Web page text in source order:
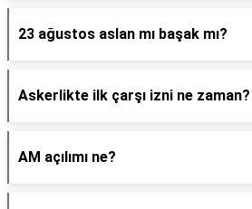
23 ağustos aslan mı başak mı?
Askerlikte ilk çarşı izni ne zaman?
AM açılımı ne?